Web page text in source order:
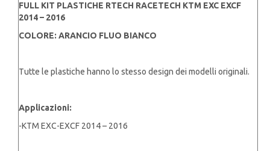
FULL KIT PLASTICHE RTECH RACETECH KTM EXC EXCF
2014 – 2016
COLORE: ARANCIO FLUO BIANCO
Tutte le plastiche hanno lo stesso design dei modelli originali.
Applicazioni:
-KTM EXC-EXCF 2014 – 2016